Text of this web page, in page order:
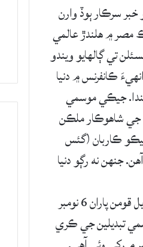
سرڪار ٻوڏ وارن
مصر ۾ هلندڙ عالمي
تي ڳالهايو ويندو
ڪانفرنس ۾ دنيا
ماهر شرڪت ڪندا. جيڪي موسمي
جي شاهوڪار ملڪن
نتيجي ۾ جيڪو ڪاربان (گئس
جنهن نه رڳو دنيا
موسمي تبديلين جي نقصان جي ازالي لاءِ يا ائين کڻي چئجي ته موسمي انصاف لاءِ گڏيل قومن پاران 6 نومبر
تبديلين جي ڪري